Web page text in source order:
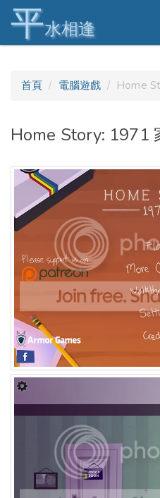
平水相逢
首頁 電腦遊戲 Home
Home Story: 1971